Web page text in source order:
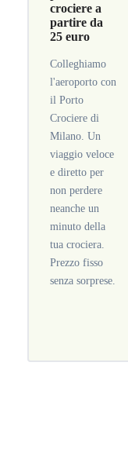
crociere a
partire da
25 euro
Colleghiamo
l'aeroporto con
il Porto
Crociere di
Milano. Un
viaggio veloce
e diretto per
non perdere
neanche un
minuto della
tua crociera.
Prezzo fisso
senza sorprese.